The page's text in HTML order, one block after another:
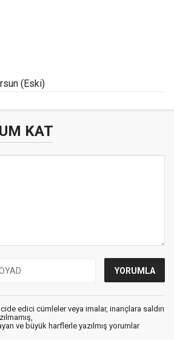
(Eski)
KAT
edici cümleler veya imalar, inançlara saldırı
ve büyük harflerle yazılmış yorumlar